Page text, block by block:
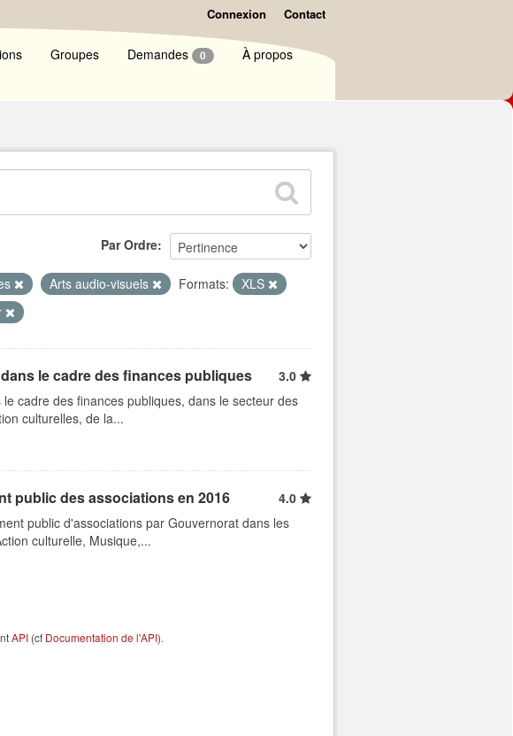
Connexion Contact
Groupes Demandes 0 À propos
Par Ordre
Arts audio-visuels Formats:
XLS
le cadre des finances publiques
3.0
cadre des finances publiques, dans le secteur des
culturelles, de la...
public des associations en 2016
4.0
public d'associations par Gouvernorat dans les
culturelle, Musique,...
API (cf Documentation de l'API).